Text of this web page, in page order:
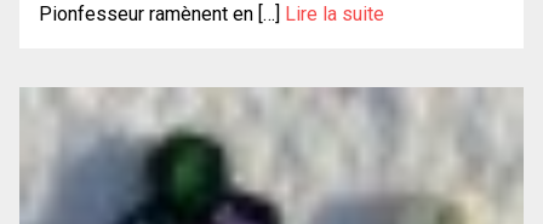
Pionfesseur ramènent en […] Lire la suite